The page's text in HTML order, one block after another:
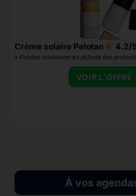
Crème solaire Pelotan 4.2/
« Pelotan solutionne les défauts des
VOIR L'OFFRE
À vos